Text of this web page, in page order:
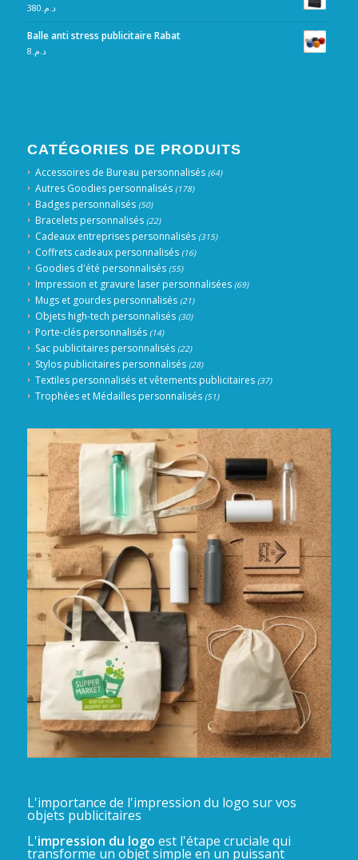
د.م. 380
Balle anti stress publicitaire Rabat
د.م. 8
CATÉGORIES DE PRODUITS
Accessoires de Bureau personnalisés (64)
Autres Goodies personnalisés (178)
Badges personnalisés (50)
Bracelets personnalisés (22)
Cadeaux entreprises personnalisés (315)
Coffrets cadeaux personnalisés (16)
Goodies d'été personnalisés (55)
Impression et gravure laser personnalisées (69)
Mugs et gourdes personnalisés (21)
Objets high-tech personnalisés (30)
Porte-clés personnalisés (14)
Sac publicitaires personnalisés (22)
Stylos publicitaires personnalisés (28)
Textiles personnalisés et vêtements publicitaires (37)
Trophées et Médailles personnalisés (51)
L'importance de l'impression du logo sur vos
objets publicitaires
L'impression du logo est l'étape cruciale qui
transforme un objet simple en un puissant